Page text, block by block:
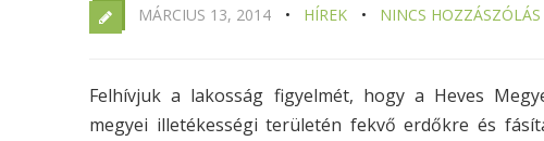
MÁRCIUS 13, 2014 HÍREK NINCS HOZZÁSZÓLÁS
Felhívjuk a lakosság figyelmét, hogy a Heves
megyei illetékességi területén fekvő erdőkre és